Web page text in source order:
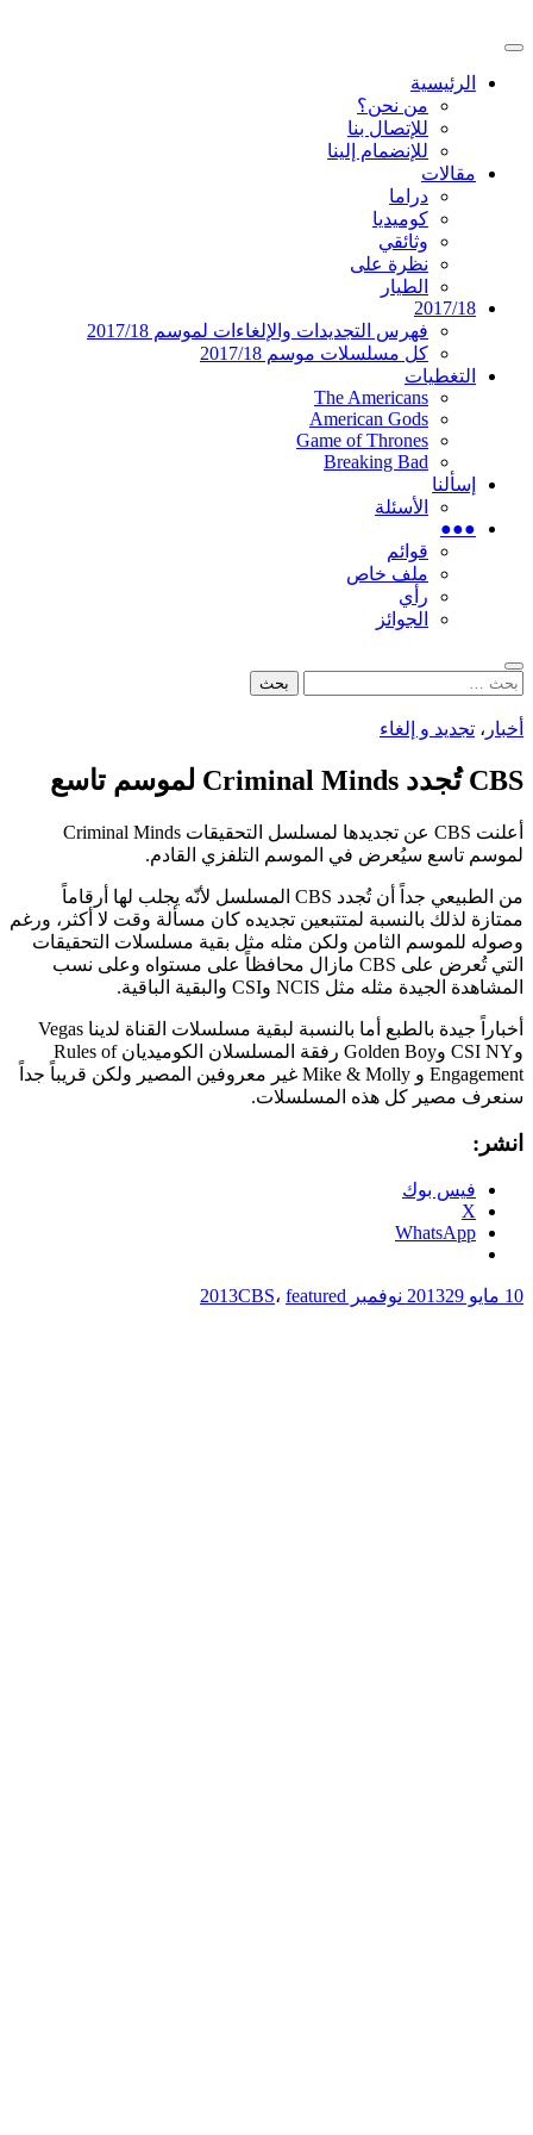
إلى
دليل التلفزيون العربي
موقع عربي متخصص في أخبار ومقالات حول
المسلسلات الأجنبية
القائمة
الرئيسيةالرئيسية
من نحن؟
للإتصال بنا
للإنضمام إلينا
مقالات
دراما
كوميديا
وثائقي
نظرة على
الطيار
2017/18
فهرس التجديدات والإلغاءات لموسم 2017/18
كل مسلسلات موسم 2017/18
التغطيات
The Americans
American Gods
Game of Thrones
Breaking Bad
إسألنا
الأسئلة
●●●
قوائم
ملف خاص
رأي
الجوائز
بحث
البحث
أخبار ، تجديد و إلغاء
CBS تُجدد Criminal Minds لموسم تاسع
أعلنت CBS عن تجديدها لمسلسل التحقيقات Criminal Minds
لموسم تاسع سيُعرض في الموسم التلفزي القادم.
من الطبيعي جداً أن تُجدد CBS المسلسل لأنّه يجلب لها أرقاماً
ممتازة لذلك بالنسبة لمتتبعين تجديده كان مسألة وقت لا أكثر، ورغم
وصوله للموسم الثامن ولكن مثله مثل بقية مسلسلات التحقيقات
التي تُعرض على CBS مازال محافظاً على مستواه وعلى نسب
المشاهدة الجيدة مثله مثل NCIS وCSI والبقية الباقية.
أخباراً جيدة بالطبع أما بالنسبة لبقية مسلسلات القناة لدينا Vegas
وCSI NY وGolden Boy رفقة المسلسلان الكوميديان Rules of
Engagement و Mike & Molly غير معروفين المصير ولكن قريباً جداً
سنعرف مصير كل هذه المسلسلات.
انشر:
فيس بوك
X
WhatsApp
10 مايو 2013 29 نوفمبر 2013 CBS، featured